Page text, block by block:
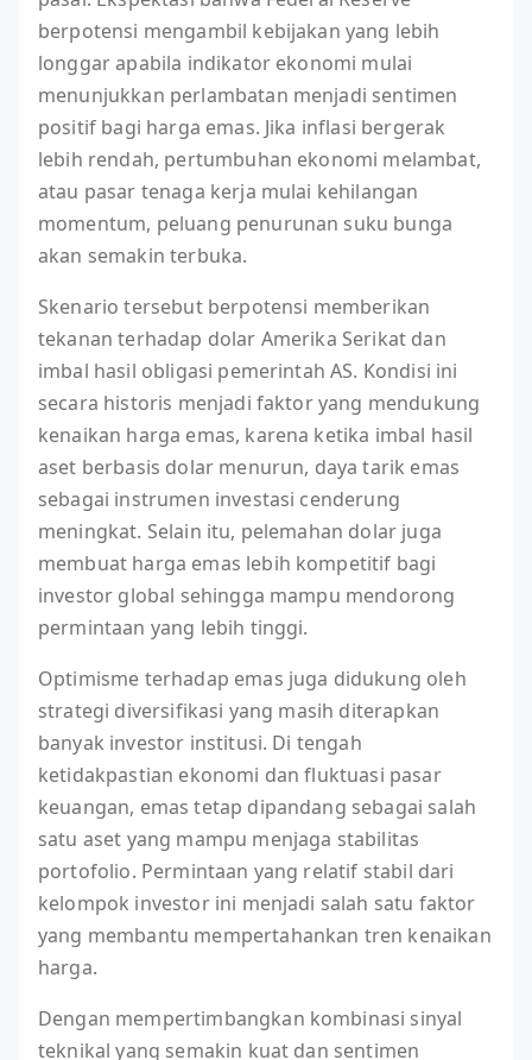
berpotensi mengambil kebijakan yang lebih
longgar apabila indikator ekonomi mulai
menunjukkan perlambatan menjadi sentimen
positif bagi harga emas. Jika inflasi bergerak
lebih rendah, pertumbuhan ekonomi melambat,
atau pasar tenaga kerja mulai kehilangan
momentum, peluang penurunan suku bunga
akan semakin terbuka.
Skenario tersebut berpotensi memberikan
tekanan terhadap dolar Amerika Serikat dan
imbal hasil obligasi pemerintah AS. Kondisi ini
secara historis menjadi faktor yang mendukung
kenaikan harga emas, karena ketika imbal hasil
aset berbasis dolar menurun, daya tarik emas
sebagai instrumen investasi cenderung
meningkat. Selain itu, pelemahan dolar juga
membuat harga emas lebih kompetitif bagi
investor global sehingga mampu mendorong
permintaan yang lebih tinggi.
Optimisme terhadap emas juga didukung oleh
strategi diversifikasi yang masih diterapkan
banyak investor institusi. Di tengah
ketidakpastian ekonomi dan fluktuasi pasar
keuangan, emas tetap dipandang sebagai salah
satu aset yang mampu menjaga stabilitas
portofolio. Permintaan yang relatif stabil dari
kelompok investor ini menjadi salah satu faktor
yang membantu mempertahankan tren kenaikan
harga.
Dengan mempertimbangkan kombinasi sinyal
teknikal yang semakin kuat dan sentimen